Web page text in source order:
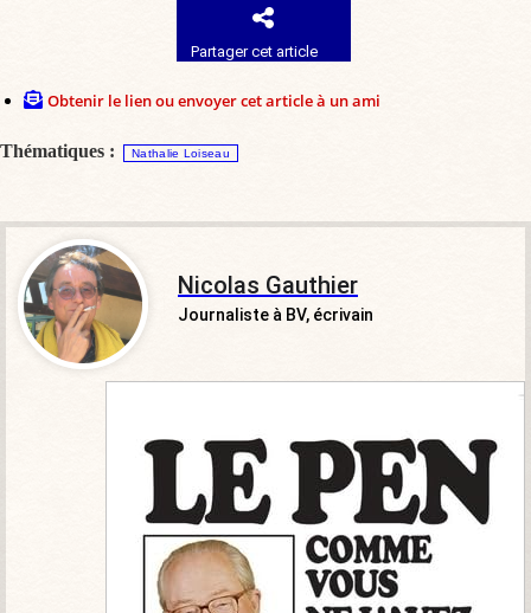
Partager cet article
Obtenir le lien ou envoyer cet article à un ami
Thématiques : Nathalie Loiseau
Nicolas Gauthier
Journaliste à BV, écrivain